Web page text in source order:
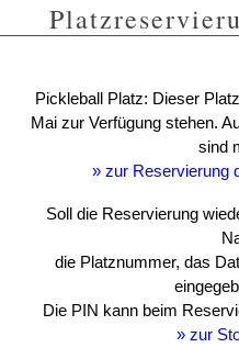
Pickleball Platz: Dieser
Mai zur Verfügung stehen.
sind
» zur Reservierung
Soll die Reservierung
die Platznummer, das
Die PIN kann beim
» zur